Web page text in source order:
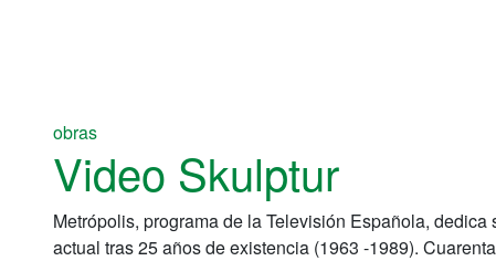
obras
Video Skulptur
Metrópolis, programa de la Televisión Española,
actual tras 25 años de existencia (1963 -1989).